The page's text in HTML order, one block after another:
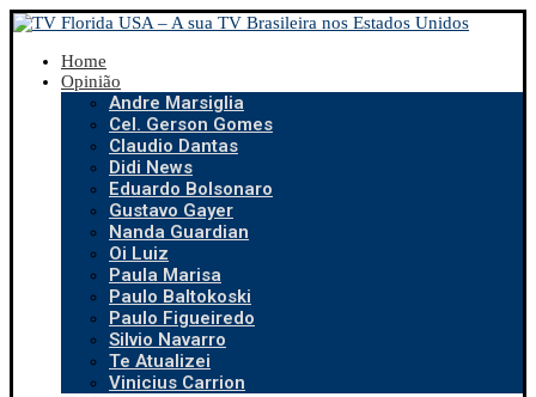
Home
Opinião
Andre Marsiglia
Cel. Gerson Gomes
Claudio Dantas
Didi News
Eduardo Bolsonaro
Gustavo Gayer
Nanda Guardian
Oi Luiz
Paula Marisa
Paulo Baltokoski
Paulo Figueiredo
Silvio Navarro
Te Atualizei
Vinicius Carrion